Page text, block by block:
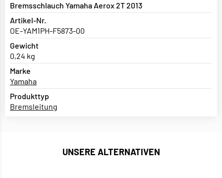
Bremsschlauch Yamaha Aerox 2T 2013
Artikel-Nr.
OE-YAM1PH-F5873-00
Gewicht
0,24 kg
Marke
Yamaha
Produkttyp
Bremsleitung
UNSERE ALTERNATIVEN